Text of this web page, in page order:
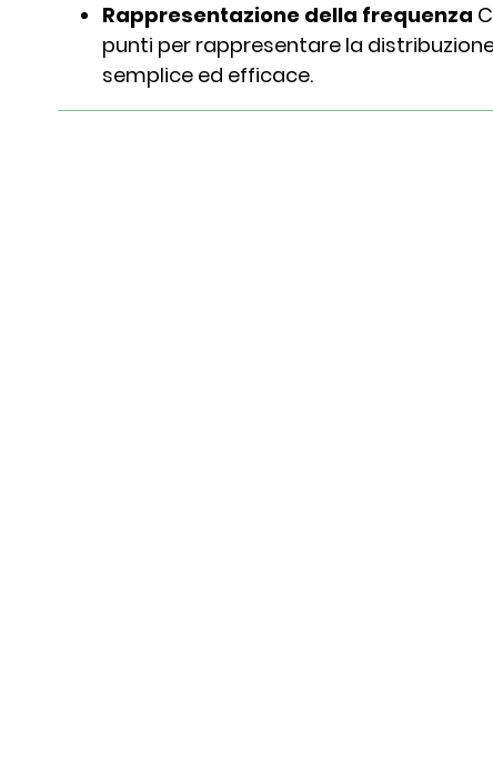
Rappresentazione della frequenza
punti per rappresentare la
semplice ed efficace.